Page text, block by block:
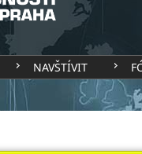
NAVŠTÍVIT